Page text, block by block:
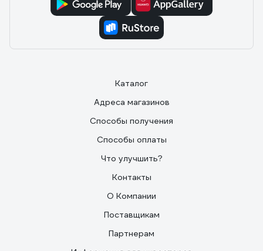
Каталог
Адреса магазинов
Способы получения
Способы оплаты
Что улучшить?
Контакты
О Компании
Поставщикам
Партнерам